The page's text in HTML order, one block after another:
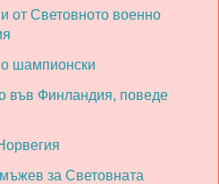
от Световното военно
шампионски
във Финландия, поведе
за Световната